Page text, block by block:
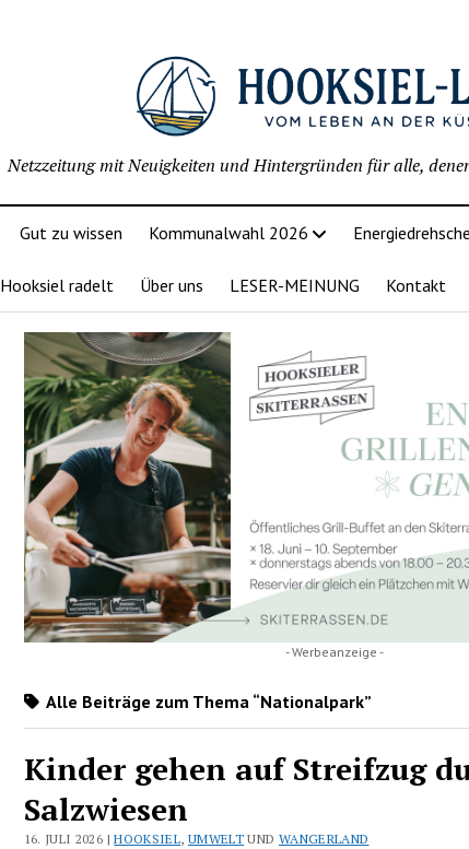
Netzzeitung mit Neuigkeiten und Hintergründen für alle,
Gut zu wissen Kommunalwahl 2026
Hooksiel radelt Über uns LESER-MEINUNG Kontakt
- Werbeanzeige -
Alle Beiträge zum Thema “Nationalpark”
Kinder gehen auf Streifzug
Salzwiesen
16. JULI 2026 |HOOKSIEL, UMWELT UND WANGERLAND